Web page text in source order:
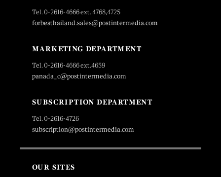
Tel. 0-2616-4666 ext. 4768,4725
forbesthailand.sales@postintermedia.com
MARKETING DEPARTMENT
Tel. 0-2616-4666 ext.4659
panada_c@postintermedia.com
SUBSCRIPTION DEPARTMENT
Tel. 0-2616-4726
subscription@postintermedia.com
OUR SITES